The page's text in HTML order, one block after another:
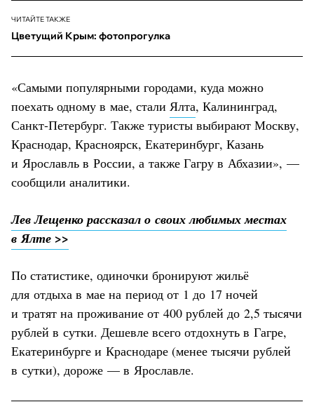
ЧИТАЙТЕ ТАКЖЕ
Цветущий Крым: фотопрогулка
«Самыми популярными городами, куда можно
поехать одному в мае, стали Ялта, Калининград,
Санкт-Петербург. Также туристы выбирают Москву,
Краснодар, Красноярск, Екатеринбург, Казань
и Ярославль в России, а также Гагру в Абхазии», —
сообщили аналитики.
Лев Лещенко рассказал о своих любимых местах
в Ялте >>
По статистике, одиночки бронируют жильё
для отдыха в мае на период от 1 до 17 ночей
и тратят на проживание от 400 рублей до 2,5 тысячи
рублей в сутки. Дешевле всего отдохнуть в Гагре,
Екатеринбурге и Краснодаре (менее тысячи рублей
в сутки), дороже — в Ярославле.